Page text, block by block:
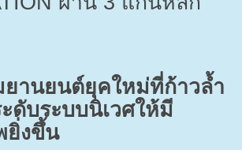
ยานยนต์ยุคใหม่ที่ก้าวล้ำ
ดับระบบนิเวศให้มี
ยิ่งขึ้น